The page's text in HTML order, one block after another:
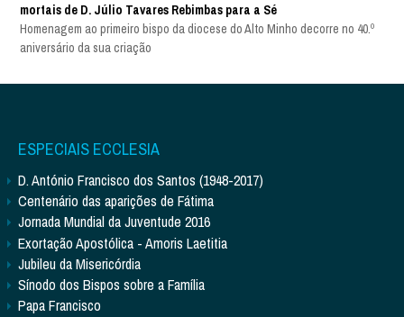
mortais de D. Júlio Tavares Rebimbas para a Sé
Homenagem ao primeiro bispo da diocese do Alto Minho decorre no 40.º
aniversário da sua criação
ESPECIAIS ECCLESIA
D. António Francisco dos Santos (1948-2017)
Centenário das aparições de Fátima
Jornada Mundial da Juventude 2016
Exortação Apostólica - Amoris Laetitia
Jubileu da Misericórdia
Sínodo dos Bispos sobre a Família
Papa Francisco